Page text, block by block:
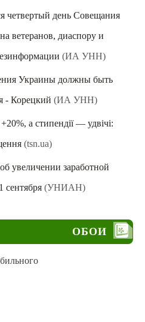
четвертый день Совещания
ветеранов, диаспору и
(ИА УНН)
Украины должны быть
- Корецкий (ИА УНН)
а стипендії — удвічі:
(tsn.ua)
увеличении заработной
сентября (УНИАН)
ОБОИ